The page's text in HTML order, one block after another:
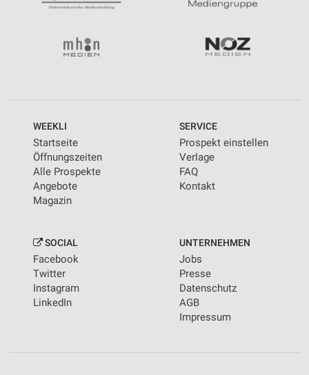
WEEKLI
Startseite
Öffnungszeiten
Alle Prospekte
Angebote
Magazin
SERVICE
Prospekt einstellen
Verlage
FAQ
Kontakt
SOCIAL
Facebook
Twitter
Instagram
LinkedIn
UNTERNEHMEN
Jobs
Presse
Datenschutz
AGB
Impressum